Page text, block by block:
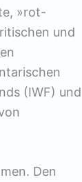
»rot-
und
(IWF) und
Den